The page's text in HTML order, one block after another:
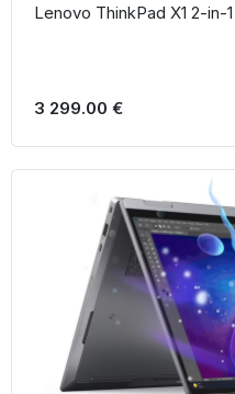
Lenovo ThinkPad X1 2-in-1
3 299.00 €